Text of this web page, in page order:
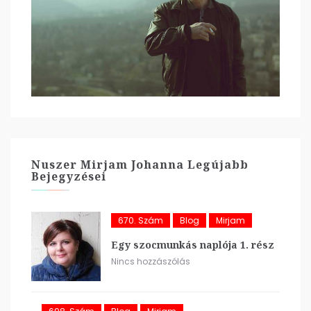
Nuszer Mirjam Johanna Legújabb
Bejegyzései
670. Szám Blog Mirjam
Egy szocmunkás naplója 1. rész
Nincs hozzászólás